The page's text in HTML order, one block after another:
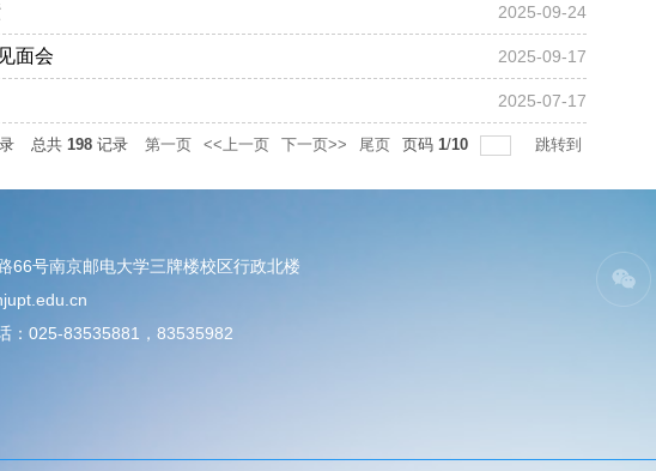
2025-09-24
面会 2025-09-17
2025-07-17
总共 198 记录 第一页 <<上一页 下一页>> 尾页 页码 1/10 跳转到
66号南京邮电大学三牌楼校区行政北楼
：025-83535881，83535982